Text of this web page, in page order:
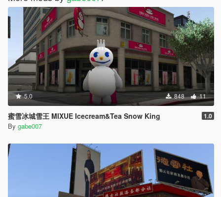
5.0 848 11
蜜雪冰城雪王 MIXUE Icecream&Tea Snow King 1.0
By gabe007